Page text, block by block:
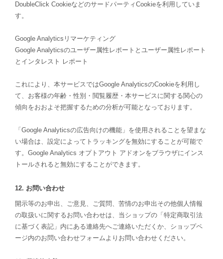
DoubleClick CookieなどのサードパーティCookieを利用していま
す。
Google Analyticsリマーケティング
Google Analyticsのユーザー属性レポートとユーザー属性レポート
とインタレスト レポート
これにより、本サービスではGoogle AnalyticsのCookieを利用し
て、お客様の年齢・性別・閲覧履歴・本サービスに関する関心の
傾向をおおよそ把握するための分析が可能となっております。
「Google Analyticsの広告向けの機能」を使用されることを望まな
い場合は、設定によってトラッキングを無効にすることが可能で
す。Google Analytics オプトアウト アドオンをブラウザにインス
トールされると無効にすることができます。
12. お問い合わせ
開示等のお申出、ご意見、ご質問、苦情のお申出その他個人情報
の取扱いに関するお問い合わせは、当ショップの「特定商取引法
に基づく表記」内にある連絡先へご連絡いただくか、ショップペ
ージ内のお問い合わせフォームよりお問い合わせください。